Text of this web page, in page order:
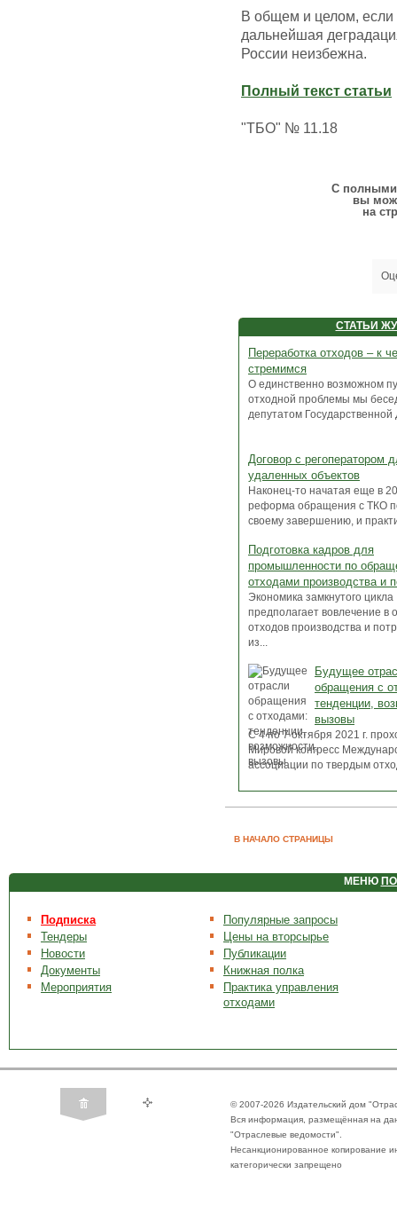
В общем и целом, если
дальнейшая
России неизбежна.
Полный текст статьи
"ТБО" № 11.18
С полными
вы
на
СТАТЬИ
Переработка отходов – к
стремимся
О единственно возможном
отходной проблемы мы
депутатом Государственной
Договор с регоператором
удаленных объектов
Наконец-то начатая еще в
реформа обращения с ТКО
своему завершению, и
Подготовка кадров для
промышленности по
отходами производства и
Экономика замкнутого цикла
предполагает вовлечение в
отходов производства и
из...
Будущее
обращения с
тенденции,
вызовы
C 4 по 7 октября 2021 г.
Мировой конгресс
ассоциации по твердым
В НАЧАЛО СТРАНИЦЫ
МЕНЮ
Подписка
Тендеры
Новости
Документы
Мероприятия
Популярные запросы
Цены на вторсырье
Публикации
Книжная полка
Практика управления
отходами
© 2007-2026 Издательский дом
Вся информация, размещённая на
"Отраслевые ведомости".
Несанкционированное копирование
категорически запрещено